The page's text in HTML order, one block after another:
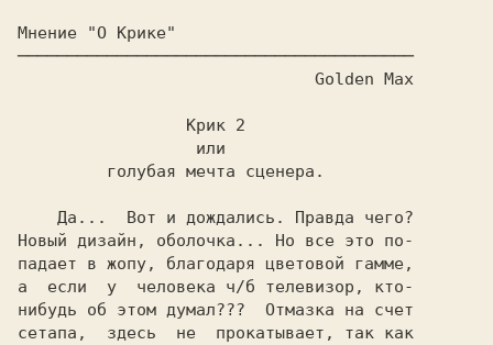
Mнение "О Крике"
────────────────────────────────────────
Новый дизайн, оболочка... Но все это по-
падает в жопу, благодаря цветовой гамме,
а  если  у  человека ч/б телевизор, кто-
нибудь об этом думал???  Отмазка на счет
сетапа,  здесь  не  прокатывает, так как